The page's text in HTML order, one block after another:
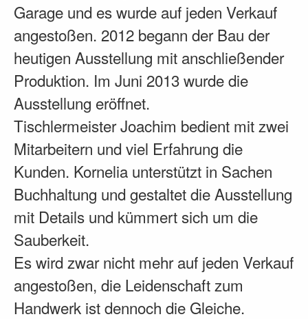
Garage und es wurde auf jeden Verkauf
angestoßen. 2012 begann der Bau der
heutigen Ausstellung mit anschließender
Produktion. Im Juni 2013 wurde die
Ausstellung eröffnet.
Tischlermeister Joachim bedient mit zwei
Mitarbeitern und viel Erfahrung die
Kunden. Kornelia unterstützt in Sachen
Buchhaltung und gestaltet die Ausstellung
mit Details und kümmert sich um die
Sauberkeit.
Es wird zwar nicht mehr auf jeden Verkauf
angestoßen, die Leidenschaft zum
Handwerk ist dennoch die Gleiche.